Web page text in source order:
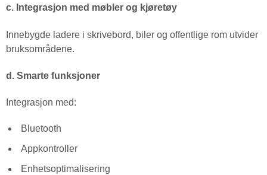
c. Integrasjon med møbler og kjøretøy
Innebygde ladere i skrivebord, biler og offentlige rom utvider
bruksområdene.
d. Smarte funksjoner
Integrasjon med:
Bluetooth
Appkontroller
Enhetsoptimalisering